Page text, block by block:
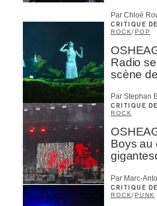
Par Chloé
CRITIQUE
ROCK/POP
Radio
scène
Par Stephan
CRITIQUE
ROCK
Boys au
Par Marc-
CRITIQUE
ROCK/PUNK